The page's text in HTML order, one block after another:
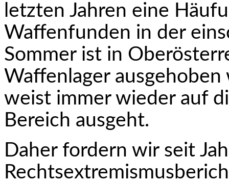
letzten Jahren eine
Waffenfunden in der
Sommer ist in
Waffenlager
weist immer wieder auf
Bereich ausgeht.
Daher fordern wir seit